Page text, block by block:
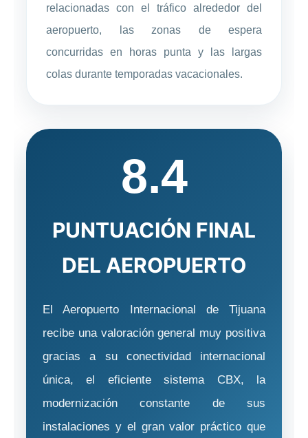
relacionadas con el tráfico alrededor del
aeropuerto, las zonas de espera
concurridas en horas punta y las largas
colas durante temporadas vacacionales.
8.4
PUNTUACIÓN FINAL
DEL AEROPUERTO
El Aeropuerto Internacional de Tijuana
recibe una valoración general muy positiva
gracias a su conectividad internacional
única, el eficiente sistema CBX, la
modernización constante de sus
instalaciones y el gran valor práctico que